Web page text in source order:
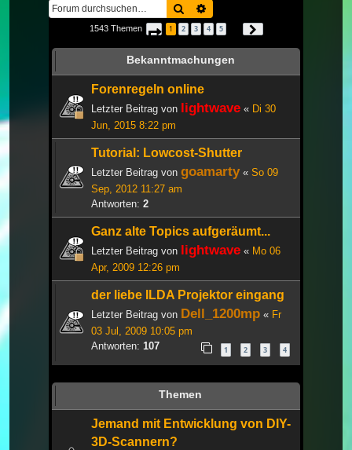
Suche
1543 Themen Seite 1von 52
1 2 3 4 5
Bekanntmachungen
Forenregeln online
Letzter Beitrag von lightwave « Di 30
Jun, 2015 8:22 pm
Tutorial: Lowcost-Shutter
Letzter Beitrag von goamarty« So 09
Sep, 2012 11:27 am
Antworten: 2
Ganz alte Topics aufgeräumt...
Letzter Beitrag von lightwave « Mo 06
Apr, 2009 12:26 pm
der liebe ILDA Projektor eingang
Letzter Beitrag von Dell_1200mp « Fr
03 Jul, 2009 10:05 pm
Antworten: 107 1 2 3 4
Themen
Jemand mit Entwicklung von DIY-
3D-Scannern?